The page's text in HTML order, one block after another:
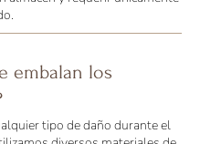
embalan los
tipo de daño durante el